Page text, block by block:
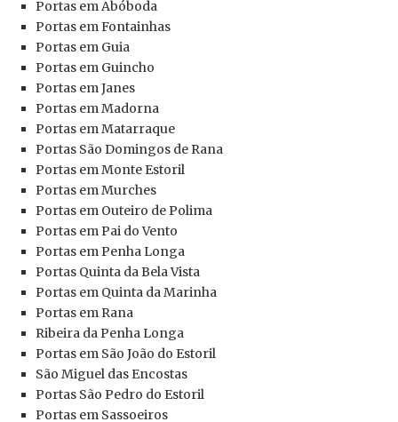
Portas em Abóboda
Portas em Fontainhas
Portas em Guia
Portas em Guincho
Portas em Janes
Portas em Madorna
Portas em Matarraque
Portas São Domingos de Rana
Portas em Monte Estoril
Portas em Murches
Portas em Outeiro de Polima
Portas em Pai do Vento
Portas em Penha Longa
Portas Quinta da Bela Vista
Portas em Quinta da Marinha
Portas em Rana
Ribeira da Penha Longa
Portas em São João do Estoril
São Miguel das Encostas
Portas São Pedro do Estoril
Portas em Sassoeiros